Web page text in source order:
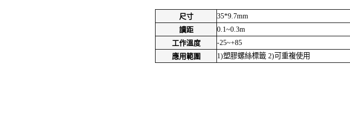
尺寸 35*9.7mm
讀距 0.1~0.3m
工作溫度 -25~+85
應用範圍 1)塑膠螺絲標籤 2)可重複使用